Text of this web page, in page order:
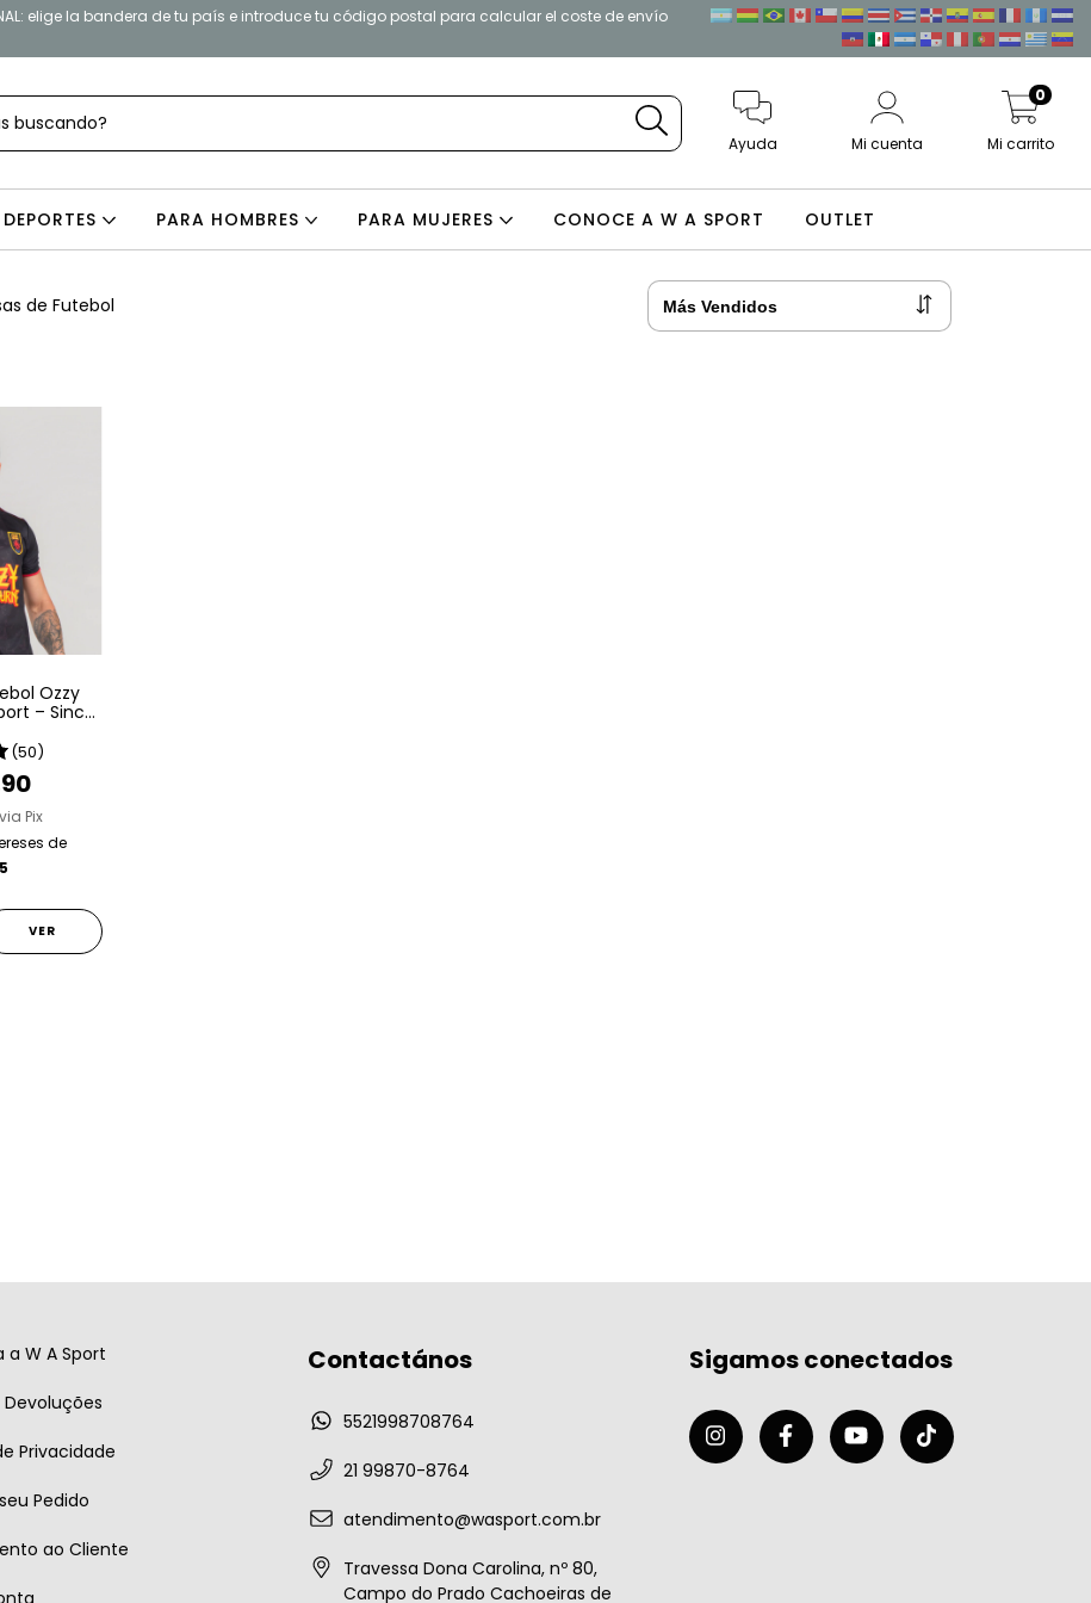
elige la bandera de tu país e introduce tu código postal para calcular el coste de envío
Ayuda Mi cuenta Mi carrito
0
DEPORTES PARA HOMBRES PARA MUJERES CONOCE A W A SPORT OUTLET
de Futebol
Ozzy
– Since
(50)
via Pix
de
VER
a W A Sport
Privacidade
Pedido
ao Cliente
Contactános
5521998708764
21 99870-8764
atendimento@wasport.com.br
Travessa Dona Carolina, nº 80,
Campo do Prado Cachoeiras de
Sigamos conectados